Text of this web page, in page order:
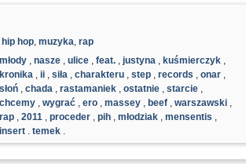
hip hop, muzyka, rap
młody , nasze , ulice , feat. , justyna , kuśmierczyk ,
kronika , ii , siła , charakteru , step , records , onar ,
słoń , chada , rastamaniek , ostatnie , starcie ,
chcemy , wygrać , ero , massey , beef , warszawski ,
rap , 2011 , proceder , pih , młodziak , mensentis ,
insert , temek ,